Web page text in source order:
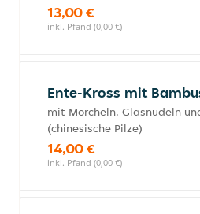
13,00 €
inkl. Pfand (0,00 €)
Ente-Kross mit
mit Morcheln, Glasnudeln
(chinesische Pilze)
14,00 €
inkl. Pfand (0,00 €)